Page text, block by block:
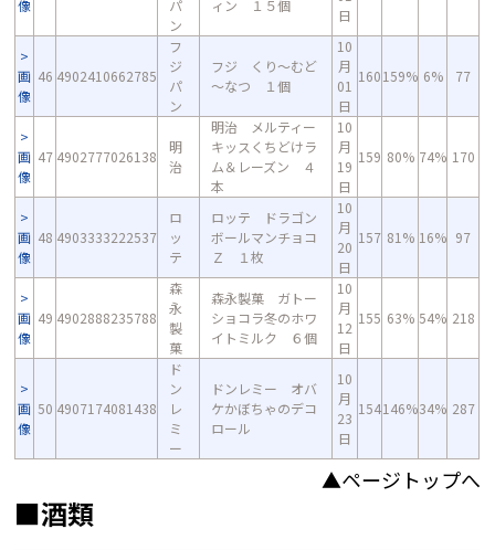
像
パ
ン
ィン １５個
日
画
像
46 4902410662785
フ
ジ
パ
ン
フジ くり～むど
～なつ １個
10
月
01
日
160159% 6% 77
画
像
47 4902777026138
明
治
明治 メルティー
キッスくちどけラ
ム＆レーズン ４
本
10
月
19
日
159 80% 74% 170
画
像
48 4903333222537
ロ
ッ
テ
ロッテ ドラゴン
ボールマンチョコ
Ｚ １枚
10
月
20
日
157 81% 16% 97
画
像
49 4902888235788
森
永
製
菓
森永製菓 ガトー
ショコラ冬のホワ
イトミルク ６個
10
月
12
日
155 63% 54% 218
画
像
50 4907174081438
ド
ン
レ
ミ
ー
ドンレミー オバ
ケかぼちゃのデコ
ロール
10
月
23
日
154146%34% 287
▲ページトップへ
■酒類